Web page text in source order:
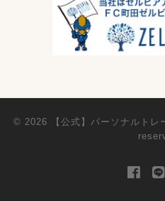
© 2026 【公式】パーソナルト